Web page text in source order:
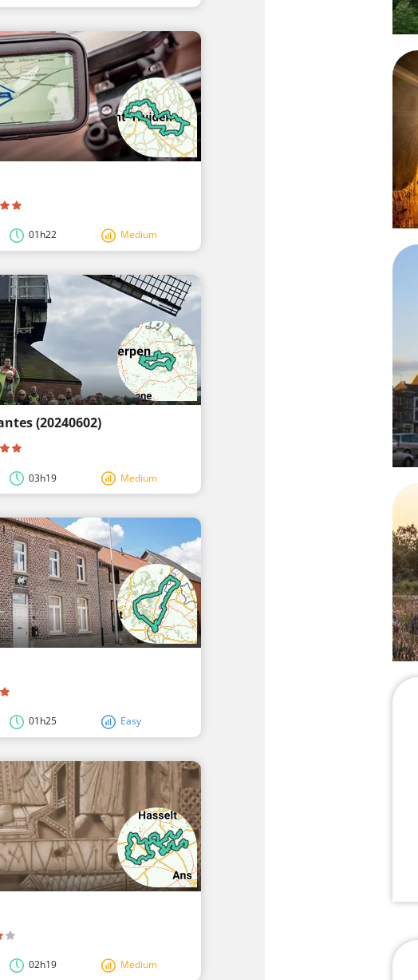
01h22 Medium
(20240602)
03h19 Medium
01h25 Easy
02h19 Medium